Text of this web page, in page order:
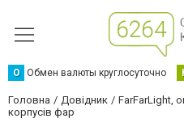
О Обмен валюты круглосуточно
Головна Довідник
FarFarLight,
корпусів фар